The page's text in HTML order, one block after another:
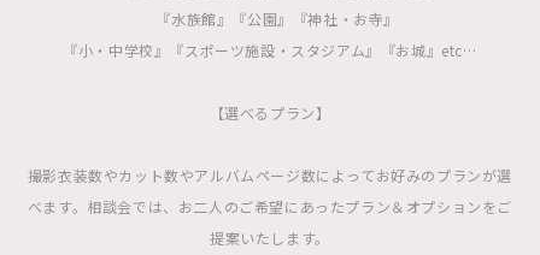
『水族館』『公園』『神社・お寺』
『小・中学校』『スポーツ施設・スタジアム』『お城』etc…
【選べるプラン】
撮影衣装数やカット数やアルバムページ数によってお好みのプランが選
べます。相談会では、お二人のご希望にあったプラン＆オプションをご
提案いたします。